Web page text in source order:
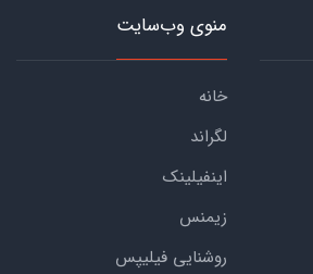
منوی وب‌سایت
خانه
لگراند
اینفیلینک
زیمنس
روشنایی فیلیپس